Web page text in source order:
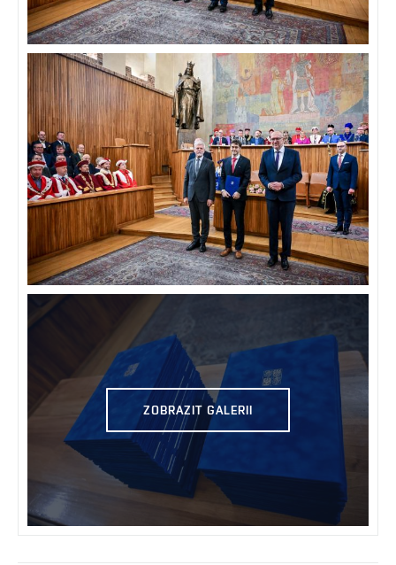
ZOBRAZIT GALERII